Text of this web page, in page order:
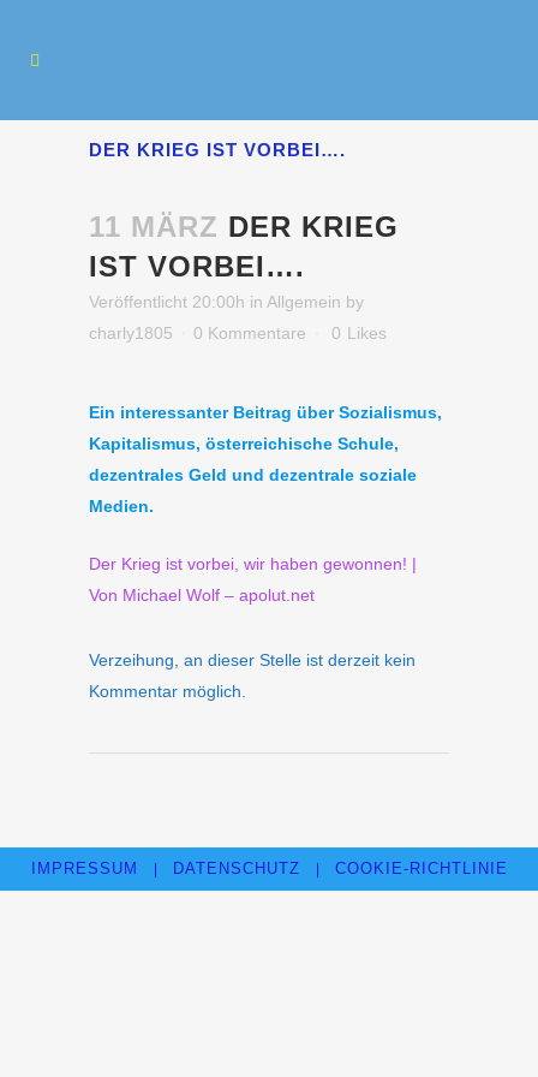
DER KRIEG IST VORBEI….
11 MÄRZ DER KRIEG
IST VORBEI….
Veröffentlicht 20:00h in Allgemein by
charly1805
0 Kommentare 0 Likes
Ein interessanter Beitrag über Sozialismus,
Kapitalismus, österreichische Schule,
dezentrales Geld und dezentrale soziale
Medien.
Der Krieg ist vorbei, wir haben gewonnen! |
Von Michael Wolf – apolut.net
Verzeihung, an dieser Stelle ist derzeit kein
Kommentar möglich.
IMPRESSUM DATENSCHUTZ COOKIE-RICHTLINIE